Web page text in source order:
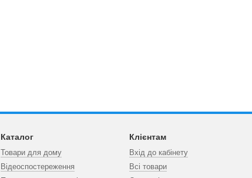
Каталог
Товари для дому
Відеоспостереження
Клієнтам
Вхід до кабінету
Всі товари